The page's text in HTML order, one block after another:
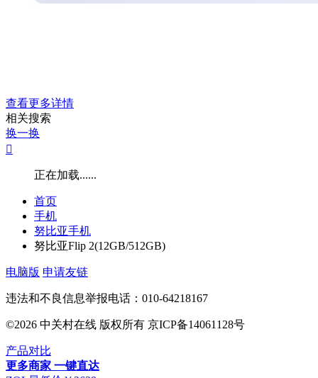
查看更多详情
相关搜索
换一换

正在加载......
首页
手机
努比亚手机
努比亚Flip 2(12GB/512GB)
电脑版 申请友链
违法和不良信息举报电话：010-64218167
©2026 中关村在线 版权所有 京ICP备14061128号
产品对比
更多商家 一键直达